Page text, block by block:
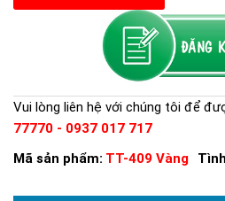
Vui lòng liên hệ với chúng tôi để
77770 - 0937 017 717
Mã sản phẩm: TT-409 Vàng